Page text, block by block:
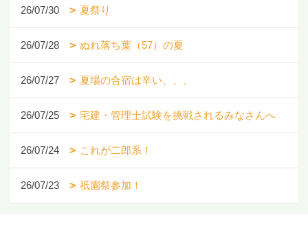
26/07/30 夏祭り
26/07/28 ぬれ落ち葉（57）の夏
26/07/27 夏場の合宿は辛い、、、
26/07/25 宅建・管理士試験を挑戦されるみなさんへ
26/07/24 これが二郎系！
26/07/23 祇園祭参加！